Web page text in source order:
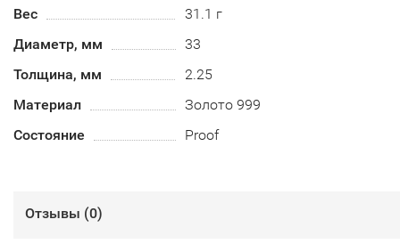
Вес
31.1 г
Диаметр, мм
33
Толщина, мм
2.25
Материал
Золото 999
Состояние
Proof
Отзывы (0)